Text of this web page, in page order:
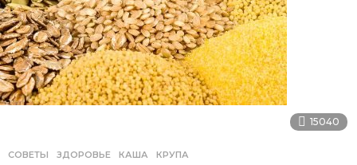
15040
СОВЕТЫ ЗДОРОВЬЕ ,КАША ,КРУПА